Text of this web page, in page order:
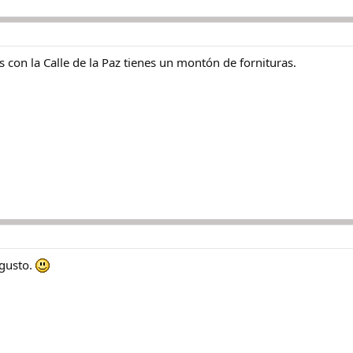
con la Calle de la Paz tienes un montón de fornituras.